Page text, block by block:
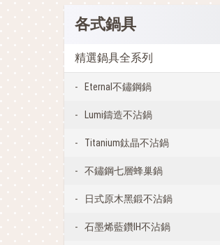
各式鍋具
精選鍋具全系列
Eternal不鏽鋼鍋
Lumi鑄造不沾鍋
Titanium鈦晶不沾鍋
不鏽鋼七層蜂巢鍋
日式原木黑鍛不沾鍋
石墨烯藍鑽IH不沾鍋